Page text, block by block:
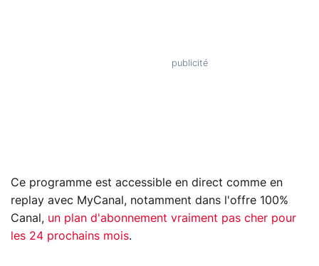
Ce programme est accessible en direct comme en
replay avec MyCanal, notamment dans l'offre 100%
Canal, un plan d'abonnement vraiment pas cher pour
les 24 prochains mois.